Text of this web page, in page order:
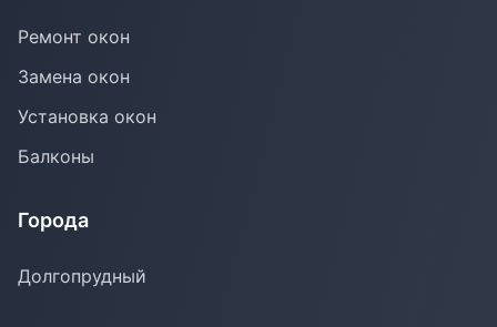
Ремонт окон
Замена окон
Установка окон
Балконы
Города
Долгопрудный